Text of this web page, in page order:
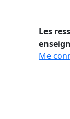
Les
Me